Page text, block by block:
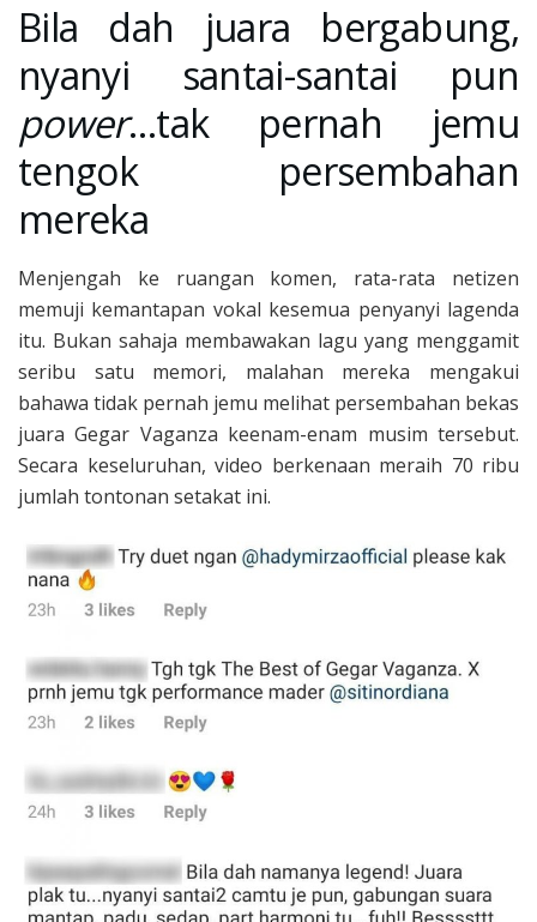
Bila dah juara bergabung,
nyanyi santai-santai pun
power…tak pernah jemu
tengok persembahan
mereka
Menjengah ke ruangan komen, rata-rata netizen
memuji kemantapan vokal kesemua penyanyi lagenda
itu. Bukan sahaja membawakan lagu yang menggamit
seribu satu memori, malahan mereka mengakui
bahawa tidak pernah jemu melihat persembahan bekas
juara Gegar Vaganza keenam-enam musim tersebut.
Secara keseluruhan, video berkenaan meraih 70 ribu
jumlah tontonan setakat ini.